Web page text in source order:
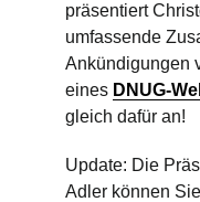
präsentiert
umfassende
Ankündigungen
eines DNUG-
gleich dafür an!
Update: Die
Adler können